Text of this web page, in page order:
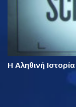
Η Αληθινή